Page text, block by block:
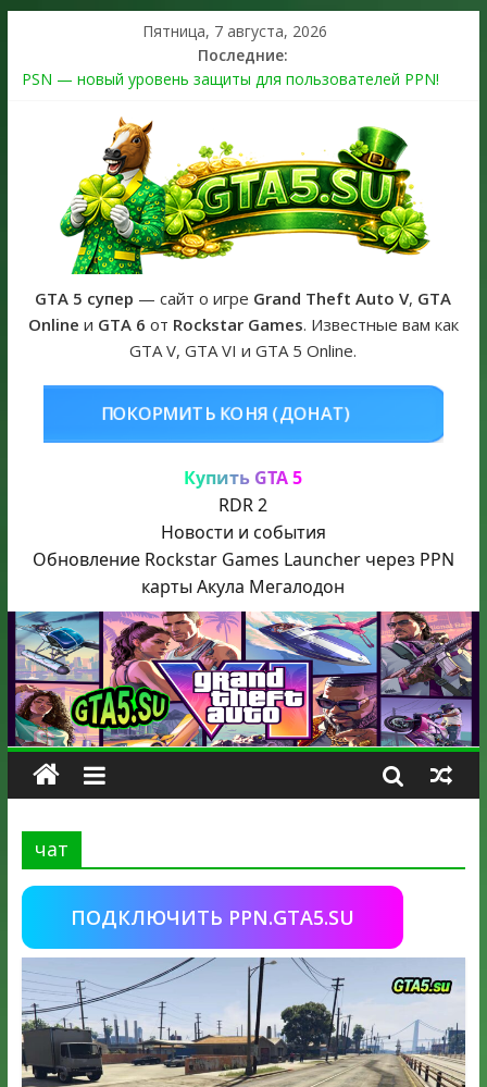
Пятница, 7 августа, 2026
Последние:
PSN — новый уровень защиты для пользователей PPN!
The Kortz Center Heist выйдет в GTA Online уже 14 июля
Регистрация в Rockstar Games Social Club ошибка #1.500.7:
как зарегистрировать аккаунт и войти без проблем в 2026
Получайте особые награды в GTA Online по программе
Fine Art Collector
GTA 6 официальная обложка игры и Предзаказ Grand Theft
Auto VI
GTA 5 супер — сайт о игре Grand Theft Auto V, GTA
Online и GTA 6 от Rockstar Games. Известные вам как
GTA V, GTA VI и GTA 5 Online.
(ДОНАТ) КУПИТЬ GTA 5
Купить GTA 5
RDR 2
Новости и события
Обновление Rockstar Games Launcher через PPN
карты Акула Мегалодон
чат
ПОДКЛЮЧИТЬ PPN.GTA5.SU